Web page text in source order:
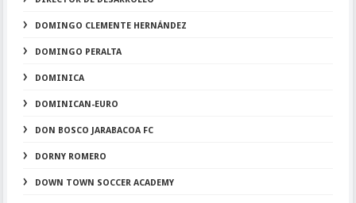
DOMINGO CLEMENTE HERNÁNDEZ
DOMINGO PERALTA
DOMINICA
DOMINICAN-EURO
DON BOSCO JARABACOA FC
DORNY ROMERO
DOWN TOWN SOCCER ACADEMY